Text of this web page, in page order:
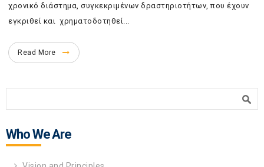
χρονικό διάστημα, συγκεκριμένων δραστηριοτήτων, που έχουν
εγκριθεί και χρηματοδοτηθεί...
Read More
Who We Are